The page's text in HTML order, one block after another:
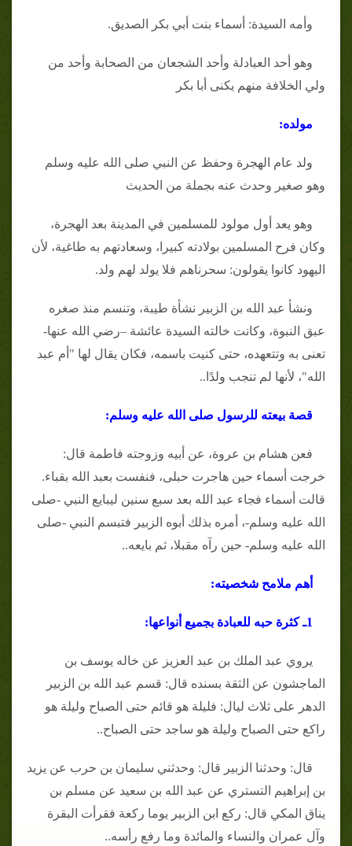
وأمه السيدة: أسماء بنت أبي بكر الصديق.
وهو أحد العبادلة وأحد الشجعان من الصحابة وأحد من
ولي الخلافة منهم يكنى أبا بكر
مولده:
ولد عام الهجرة وحفظ عن النبي صلى الله عليه وسلم
وهو صغير وحدث عنه بجملة من الحديث
وهو يعد أول مولود للمسلمين في المدينة بعد الهجرة،
وكان فرح المسلمين بولادته كبيرا، وسعادتهم به طاغية، لأن
اليهود كانوا يقولون: سحرناهم فلا يولد لهم ولد.
ونشأ عبد الله بن الزبير نشأة طيبة، وتنسم منذ صغره
عبق النبوة، وكانت خالته السيدة عائشة –رضي الله عنها-
تعنى به وتتعهده، حتى كنيت باسمه، فكان يقال لها "أم عبد
الله"، لأنها لم تنجب ولدًا..
قصة بيعته للرسول صلى الله عليه وسلم:
فعن هشام بن عروة، عن أبيه وزوجته فاطمة قال:
خرجت أسماء حين هاجرت حبلى، فنفست بعبد الله بقباء.
قالت أسماء فجاء عبد الله بعد سبع سنين ليبايع النبي -صلى
الله عليه وسلم-، أمره بذلك أبوه الزبير فتبسم النبي -صلى
الله عليه وسلم- حين رآه مقبلا، ثم بايعه..
أهم ملامح شخصيته:
1ـ كثرة حبه للعبادة بجميع أنواعها:
يروي عبد الملك بن عبد العزيز عن خاله يوسف بن
الماجشون عن الثقة بسنده قال: قسم عبد الله بن الزبير
الدهر على ثلاث ليال: فليلة هو قائم حتى الصباح وليلة هو
راكع حتى الصباح وليلة هو ساجد حتى الصباح..
قال: وحدثنا الزبير قال: وحدثني سليمان بن حرب عن يزيد
بن إبراهيم التستري عن عبد الله بن سعيد عن مسلم بن
يناق المكي قال: ركع ابن الزبير يوما ركعة فقرأت البقرة
وآل عمران والنساء والمائدة وما رفع رأسه..